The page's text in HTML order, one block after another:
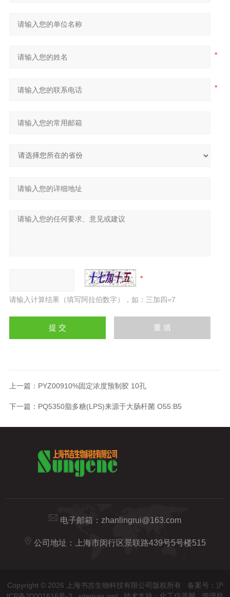
请输入计算结果（填写阿拉伯数字），如：三加四=7
上一篇： PYZ00910%固定浓度预制胶 10孔
下一篇： PQ5350脂多糖(LPS)来源于大肠杆菌 O55:B5
电子邮箱： zhanlingrui@163.com
公司地址：上海市闵行区景联路439号5号楼515
Copyright © 2026 上海书吉生物科技有限公司版权所有 备案号：沪